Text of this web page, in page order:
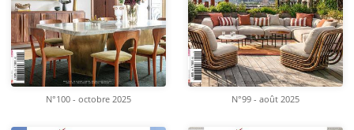
N°100 - octobre 2025 N°99 - août 2025